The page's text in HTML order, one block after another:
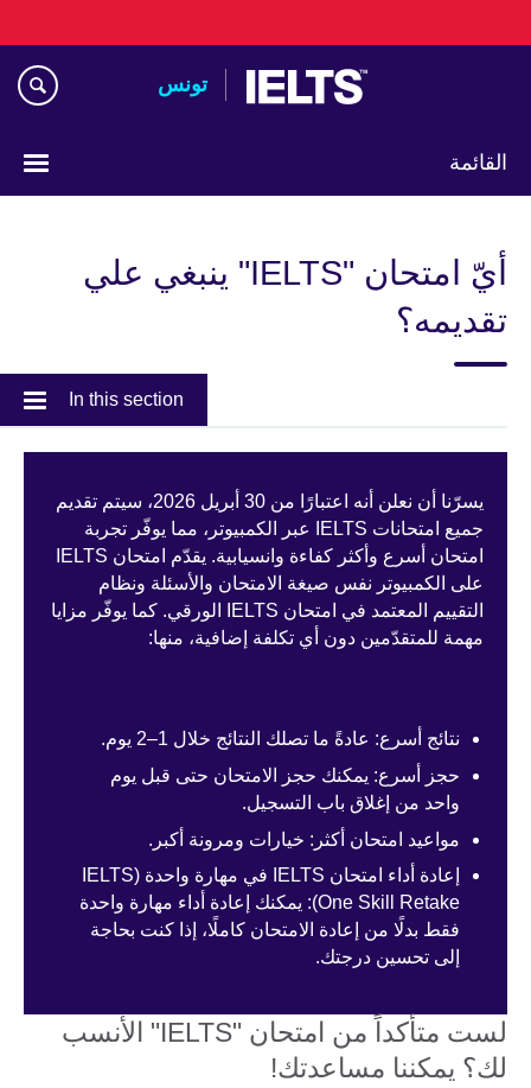
to
تونس
القائمة
language
أيّ امتحان "IELTS" ينبغي علي
تقديمه؟
In this section
يسرّنا أن نعلن أنه اعتبارًا من 30 أبريل 2026، سيتم تقديم
جميع امتحانات IELTS عبر الكمبيوتر، مما يوفّر تجربة
امتحان أسرع وأكثر كفاءة وانسيابية. يقدّم امتحان IELTS
على الكمبيوتر نفس صيغة الامتحان والأسئلة ونظام
التقييم المعتمد في امتحان IELTS الورقي. كما يوفّر مزايا
مهمة للمتقدّمين دون أي تكلفة إضافية، منها:
نتائج أسرع: عادةً ما تصلك النتائج خلال 1–2 يوم.
حجز أسرع: يمكنك حجز الامتحان حتى قبل يوم
واحد من إغلاق باب التسجيل.
مواعيد امتحان أكثر: خيارات ومرونة أكبر.
إعادة أداء امتحان IELTS في مهارة واحدة (IELTS
One Skill Retake): يمكنك إعادة أداء مهارة واحدة
فقط بدلًا من إعادة الامتحان كاملًا، إذا كنت بحاجة
إلى تحسين درجتك.
لست متأكداً من امتحان "IELTS" الأنسب
لك؟ يمكننا مساعدتك!